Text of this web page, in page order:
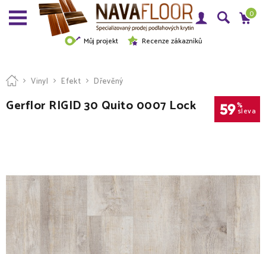
Můj projekt Recenze zákazníků
0
Vinyl Efekt Dřevěný
Gerflor RIGID 30 Quito 0007 Lock 59%
sleva